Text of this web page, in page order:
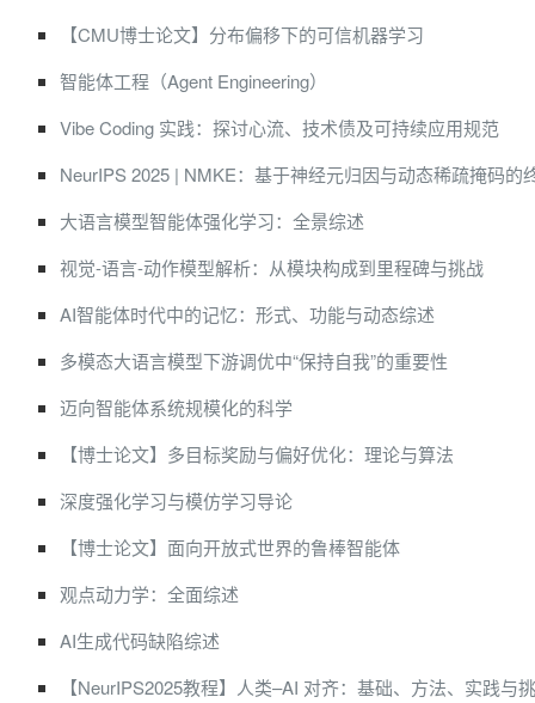
【CMU博士论文】分布偏移下的可信机器学习
智能体工程（Agent Engineering）
Vibe Coding 实践：探讨心流、技术债及可持续应用规范
NeurIPS 2025 | NMKE：基于神经元归因与动态稀疏掩码的
大语言模型智能体强化学习：全景综述
视觉-语言-动作模型解析：从模块构成到里程碑与挑战
AI智能体时代中的记忆：形式、功能与动态综述
多模态大语言模型下游调优中“保持自我”的重要性
迈向智能体系统规模化的科学
【博士论文】多目标奖励与偏好优化：理论与算法
深度强化学习与模仿学习导论
【博士论文】面向开放式世界的鲁棒智能体
观点动力学：全面综述
AI生成代码缺陷综述
【NeurIPS2025教程】人类–AI 对齐：基础、方法、实践与